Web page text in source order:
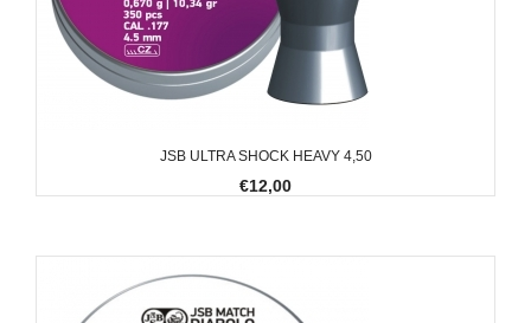
JSB ULTRA SHOCK HEAVY 4,50
€12,00